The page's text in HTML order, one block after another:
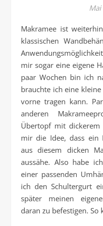
Makramee ist weiterhin im Trend und neben den
klassischen
mir sogar eine eigene
paar Wochen bin ich
brauchte ich eine
vorne tragen kann.
anderen
Übertopf mit dickerem
mir die Idee, dass ein
aus diesem dicken
aussähe. Also habe
einer passenden
ich den Schultergurt
später meinen
daran zu befestigen.